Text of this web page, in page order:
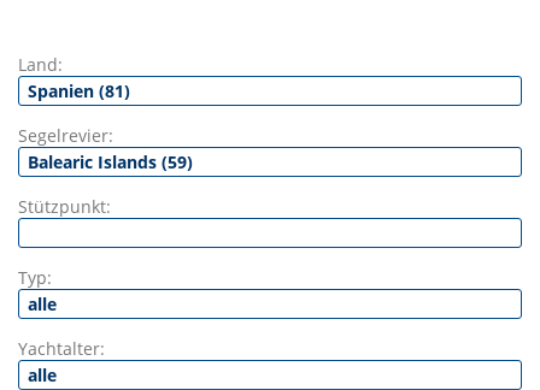
Land:
Segelrevier:
Stützpunkt:
Typ:
Yachtalter: